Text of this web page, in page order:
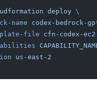
deploy \
name
codex-bedrock-
file
cfn-codex-
us-east-2